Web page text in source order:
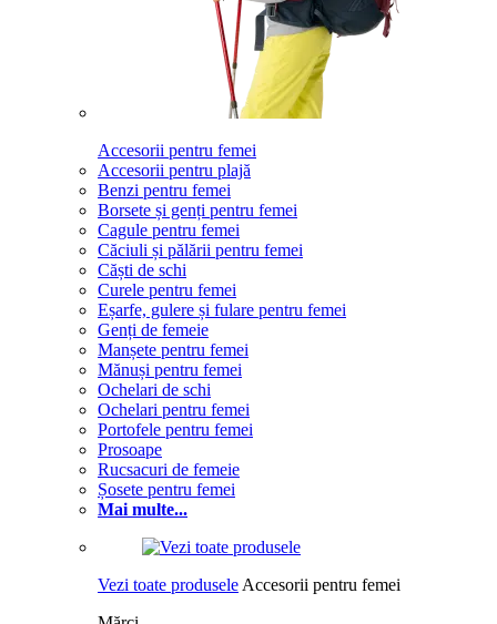
Accesorii pentru femei
Accesorii pentru plajă
Benzi pentru femei
Borsete și genți pentru femei
Cagule pentru femei
Căciuli și pălării pentru femei
Căști de schi
Curele pentru femei
Eșarfe, gulere și fulare pentru femei
Genți de femeie
Manșete pentru femei
Mănuși pentru femei
Ochelari de schi
Ochelari pentru femei
Portofele pentru femei
Prosoape
Rucsacuri de femeie
Șosete pentru femei
Mai multe...
Vezi toate produsele Accesorii pentru femei